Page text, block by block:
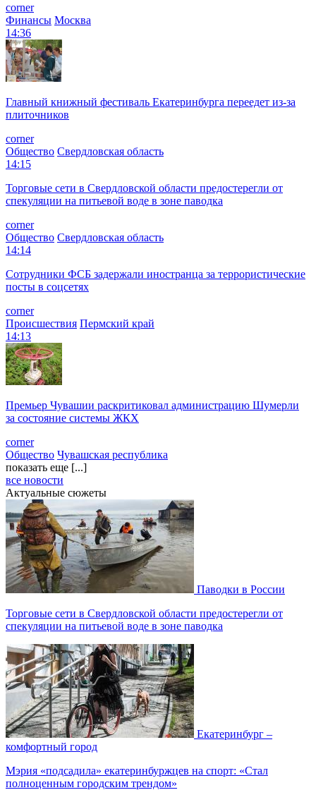
corner
Финансы Москва
14:36
Главный книжный фестиваль Екатеринбурга переедет из-за
плиточников
corner
Общество Свердловская область
14:15
Торговые сети в Свердловской области предостерегли от
спекуляции на питьевой воде в зоне паводка
corner
Общество Свердловская область
14:14
Сотрудники ФСБ задержали иностранца за террористические
посты в соцсетях
corner
Происшествия Пермский край
14:13
Премьер Чувашии раскритиковал администрацию Шумерли
за состояние системы ЖКХ
corner
Общество Чувашская республика
показать еще [...]
все новости
Актуальные сюжеты
Паводки в России
Торговые сети в Свердловской области предостерегли от
спекуляции на питьевой воде в зоне паводка
Екатеринбург –
комфортный город
Мэрия «подсадила» екатеринбуржцев на спорт: «Стал
полноценным городским трендом»